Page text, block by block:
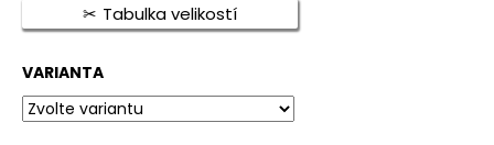
Tabulka velikostí
VARIANTA